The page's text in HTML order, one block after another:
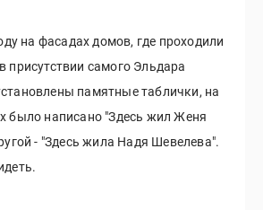
на фасадах домов, где проходили
присутствии самого Эльдара
памятные таблички, на
было написано "Здесь жил Женя
- "Здесь жила Надя Шевелева".